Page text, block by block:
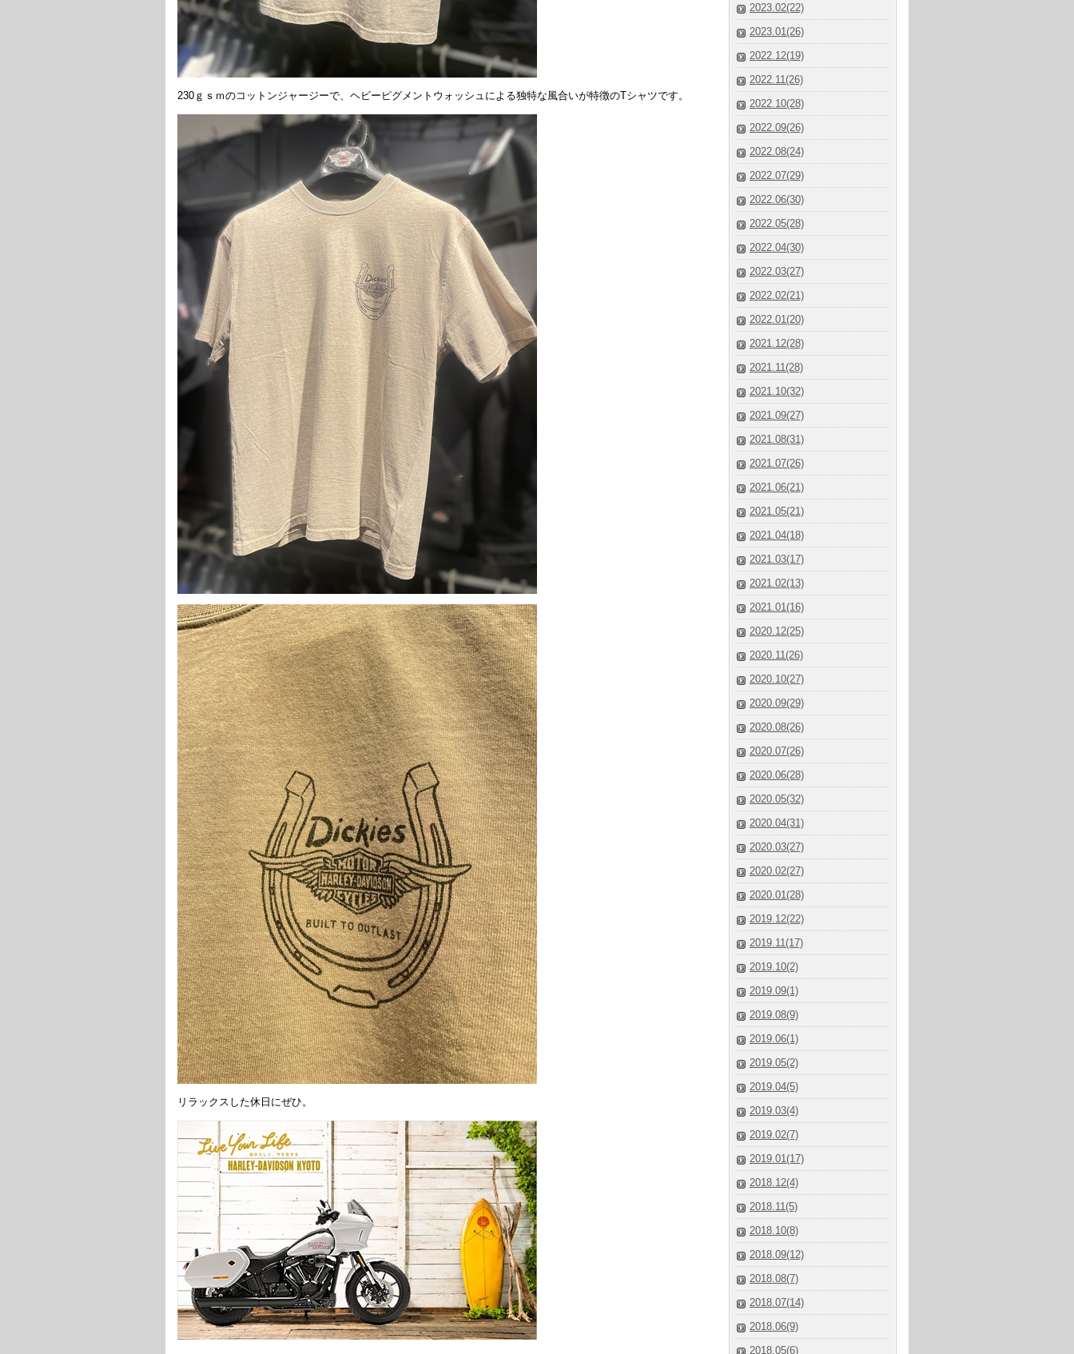
230ｇｓｍのコットンジャージーで、ヘビーピグメントウォッシュによる独特な風合いが特徴のTシャツです。
リラックスした休日にぜひ。
2023.02(22)
2023.01(26)
2022.12(19)
2022.11(26)
2022.10(28)
2022.09(26)
2022.08(24)
2022.07(29)
2022.06(30)
2022.05(28)
2022.04(30)
2022.03(27)
2022.02(21)
2022.01(20)
2021.12(28)
2021.11(28)
2021.10(32)
2021.09(27)
2021.08(31)
2021.07(26)
2021.06(21)
2021.05(21)
2021.04(18)
2021.03(17)
2021.02(13)
2021.01(16)
2020.12(25)
2020.11(26)
2020.10(27)
2020.09(29)
2020.08(26)
2020.07(26)
2020.06(28)
2020.05(32)
2020.04(31)
2020.03(27)
2020.02(27)
2020.01(28)
2019.12(22)
2019.11(17)
2019.10(2)
2019.09(1)
2019.08(9)
2019.06(1)
2019.05(2)
2019.04(5)
2019.03(4)
2019.02(7)
2019.01(17)
2018.12(4)
2018.11(5)
2018.10(8)
2018.09(12)
2018.08(7)
2018.07(14)
2018.06(9)
2018.05(6)